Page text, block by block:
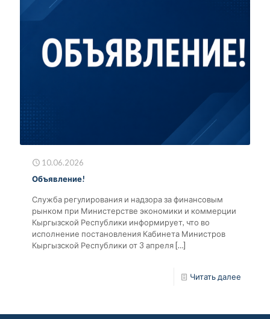
10.06.2026
Объявление!
Служба регулирования и надзора за финансовым
рынком при Министерстве экономики и коммерции
Кыргызской Республики информирует, что во
исполнение постановления Кабинета Министров
Кыргызской Республики от 3 апреля […]
Читать далее